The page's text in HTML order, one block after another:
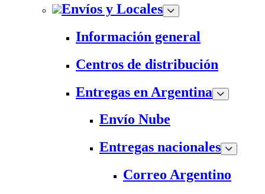
Envíos y Locales
Información general
Centros de distribución
Entregas en Argentina
Envío Nube
Entregas nacionales
Correo Argentino